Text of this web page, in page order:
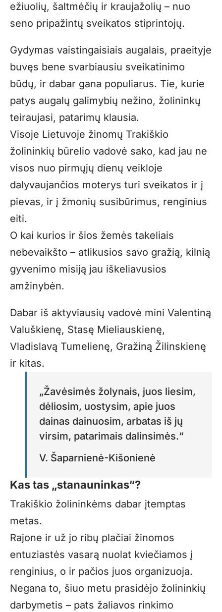
ežiuolių, šaltmėčių ir kraujažolių – nuo
seno pripažintų sveikatos stiprintojų.
Gydymas vaistingaisiais augalais, praeityje
buvęs bene svarbiausiu sveikatinimo
būdų, ir dabar gana populiarus. Tie, kurie
patys augalų galimybių nežino, žolininkų
teiraujasi, patarimų klausia.
Visoje Lietuvoje žinomų Trakiškio
žolininkių būrelio vadovė sako, kad jau ne
visos nuo pirmųjų dienų veikloje
dalyvaujančios moterys turi sveikatos ir į
pievas, ir į žmonių susibūrimus, renginius
eiti.
O kai kurios ir šios žemės takeliais
nebevaikšto – atlikusios savo gražią, kilnią
gyvenimo misiją jau iškeliavusios
amžinybėn.
Dabar iš aktyviausių vadovė mini Valentiną
Valuškienę, Stasę Mieliauskienę,
Vladislavą Tumelienę, Gražiną Žilinskienę
ir kitas.
„Žavėsimės žolynais, juos liesim,
dėliosim, uostysim, apie juos
dainas dainuosim, arbatas iš jų
virsim, patarimais dalinsimės.“
V. Šaparnienė-Kišonienė
Kas tas „stanauninkas“?
Trakiškio žolininkėms dabar įtemptas
metas.
Rajone ir už jo ribų plačiai žinomos
entuziastės vasarą nuolat kviečiamos į
renginius, o ir pačios juos organizuoja.
Negana to, šiuo metu prasidėjo žolininkių
darbymetis – pats žaliavos rinkimo